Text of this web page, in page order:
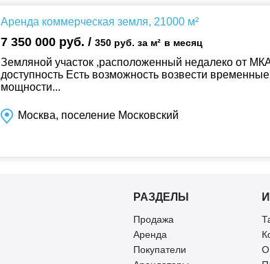
Аренда коммерческая земля, 21000 м²
7 350 000 руб. / 350 руб. за м² в месяц
Земляной участок ,расположенный недалеко от
доступность Есть возможность возвести
мощности...
Москва, поселение Московский
РАЗДЕЛЫ
Продажа
Аренда
Покупатели
О